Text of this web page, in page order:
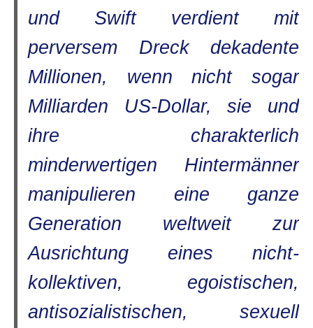
und Swift verdient mit
perversem Dreck dekadente
Millionen, wenn nicht sogar
Milliarden US-Dollar, sie und
ihre charakterlich
minderwertigen Hintermänner
manipulieren eine ganze
Generation weltweit zur
Ausrichtung eines nicht-
kollektiven, egoistischen,
antisozialistischen, sexuell